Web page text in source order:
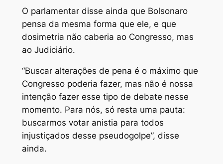
O parlamentar disse ainda que Bolsonaro
pensa da mesma forma que ele, e que
dosimetria não caberia ao Congresso, mas
ao Judiciário.
“Buscar alterações de pena é o máximo que
Congresso poderia fazer, mas não é nossa
intenção fazer esse tipo de debate nesse
momento. Para nós, só resta uma pauta:
buscarmos votar anistia para todos
injustiçados desse pseudogolpe”, disse
ainda.